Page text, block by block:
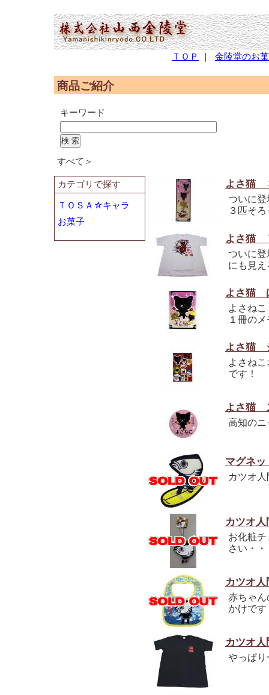
ＴＯＰ ｜ 金陵堂のお
商品ご紹介
キーワード
すべて＞
カテゴリで探す
ＴＯＳＡ☆キャラ
お菓子
よさ猫
ついに
３匹そ
よさ猫
ついに
にも見
よさ猫
よさね
１冊の
よさ猫
よさね
です！
よさ猫
高知の
マグネ
カツオ
カツオ
お化粧
さい・・
カツオ
赤ちゃ
かけです
カツオ
やっぱ